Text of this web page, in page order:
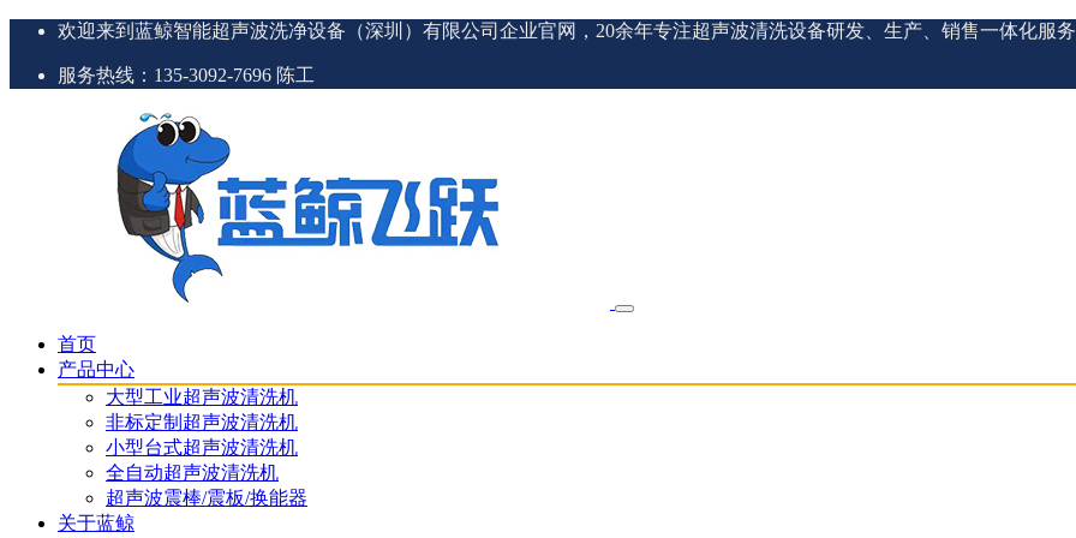
欢迎来到蓝鲸智能超声波洗净设备（深圳）有限公司企业官网，20余年专注超声波清洗设备研发、生产、销售一体化服
服务热线：135-3092-7696 陈工
首页
产品中心
大型工业超声波清洗机
非标定制超声波清洗机
小型台式超声波清洗机
全自动超声波清洗机
超声波震棒/震板/换能器
关于蓝鲸